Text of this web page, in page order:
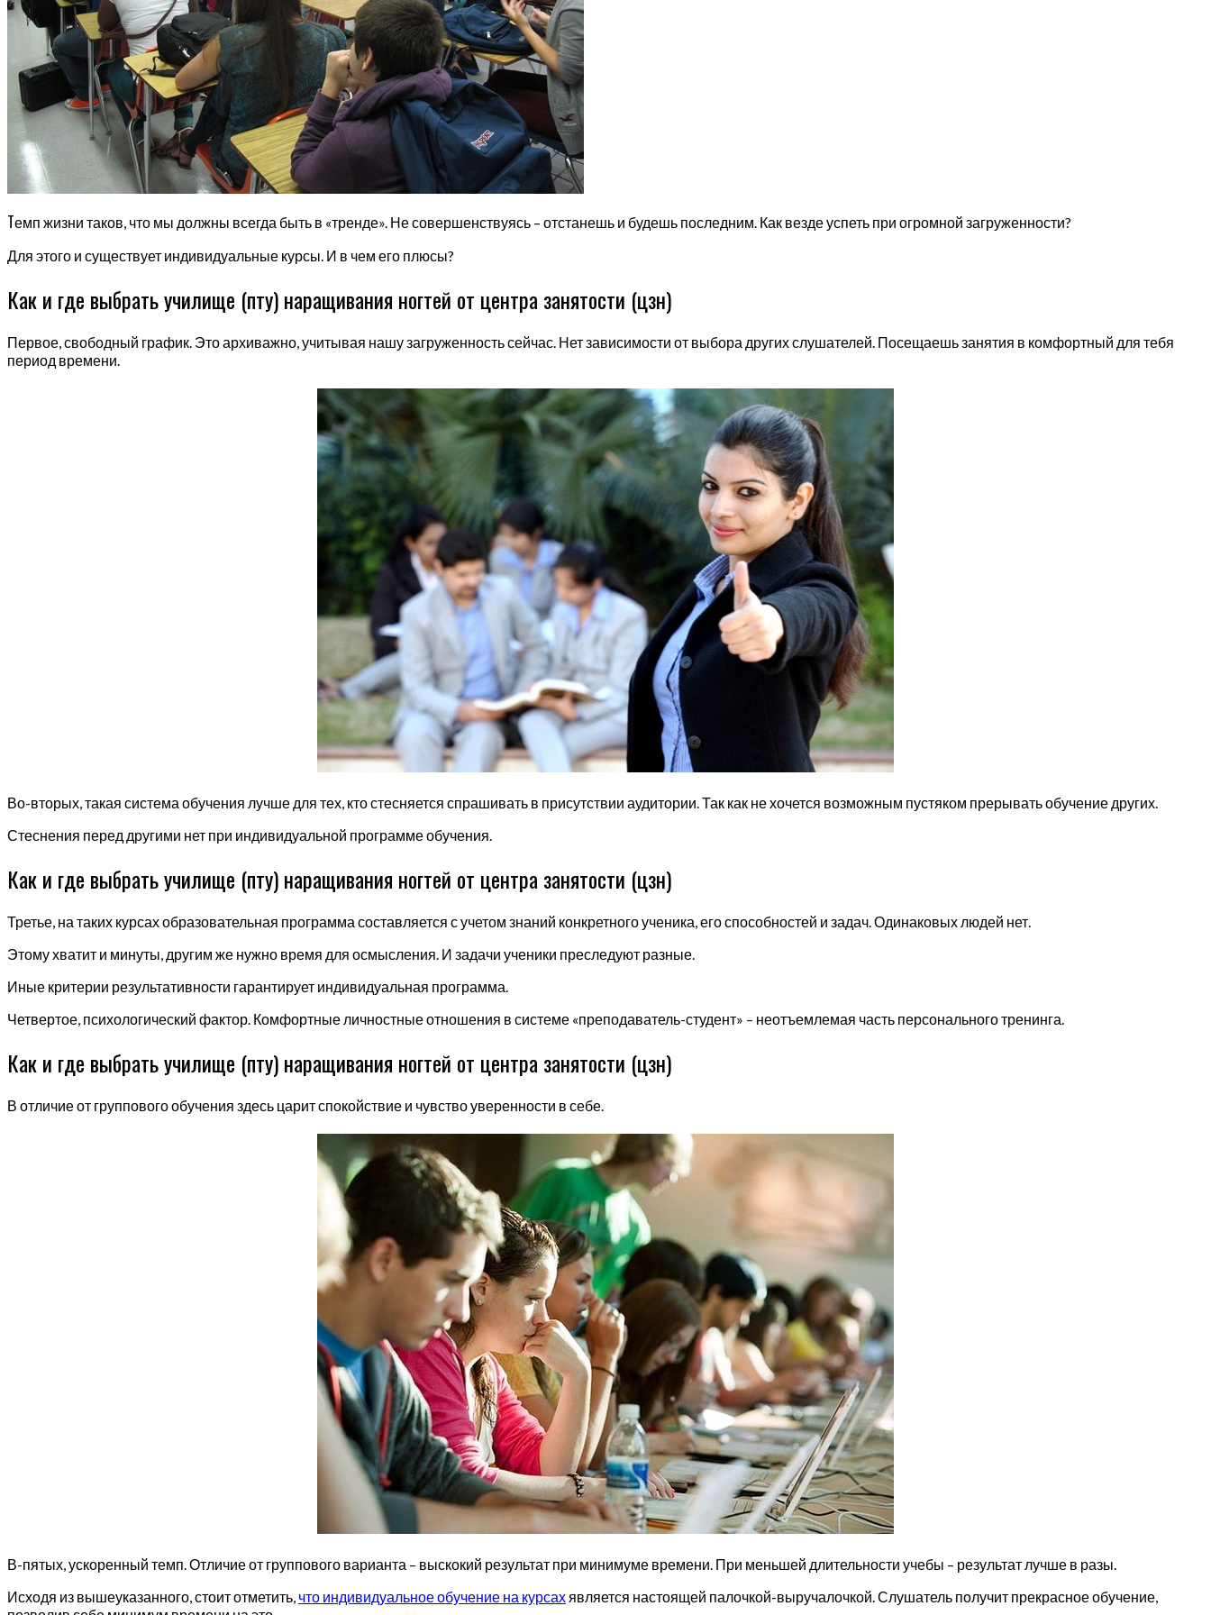
Темп жизни таков, что мы должны всегда быть в «тренде». Не совершенствуясь – отстанешь и будешь последним. Как везде успеть при огромной загруженности?
Для этого и существует индивидуальные курсы. И в чем его плюсы?
Как и где выбрать училище (пту) наращивания ногтей от центра занятости (цзн)
Первое, свободный график. Это архиважно, учитывая нашу загруженность сейчас. Нет зависимости от выбора других слушателей. Посещаешь занятия в комфортный для тебя
период времени.
Во-вторых, такая система обучения лучше для тех, кто стесняется спрашивать в присутствии аудитории. Так как не хочется возможным пустяком прерывать обучение других.
Стеснения перед другими нет при индивидуальной программе обучения.
Как и где выбрать училище (пту) наращивания ногтей от центра занятости (цзн)
Третье, на таких курсах образовательная программа составляется с учетом знаний конкретного ученика, его способностей и задач. Одинаковых людей нет.
Этому хватит и минуты, другим же нужно время для осмысления. И задачи ученики преследуют разные.
Иные критерии результативности гарантирует индивидуальная программа.
Четвертое, психологический фактор. Комфортные личностные отношения в системе «преподаватель-студент» – неотъемлемая часть персонального тренинга.
Как и где выбрать училище (пту) наращивания ногтей от центра занятости (цзн)
В отличие от группового обучения здесь царит спокойствие и чувство уверенности в себе.
В-пятых, ускоренный темп. Отличие от группового варианта – выскокий результат при минимуме времени. При меньшей длительности учебы – результат лучше в разы.
Исходя из вышеуказанного, стоит отметить, что индивидуальное обучение на курсах является настоящей палочкой-выручалочкой. Слушатель получит прекрасное обучение,